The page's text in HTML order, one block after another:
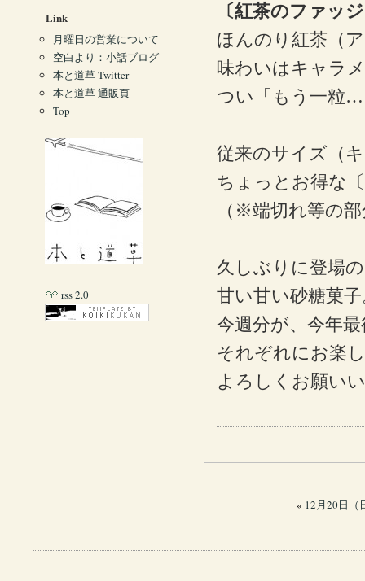
〔紅茶のファッ
ほんのり紅茶（
味わいはキャラ
つい「もう一粒…
従来のサイズ（
ちょっとお得な
（※端切れ等の
久しぶりに登場
甘い甘い砂糖菓
今週分が、今年
それぞれにお楽
よろしくお願い
« 12月20日（
Link
月曜日の営業について
空白より：小話ブログ
本と道草 Twitter
本と道草 通販頁
Top
rss 2.0